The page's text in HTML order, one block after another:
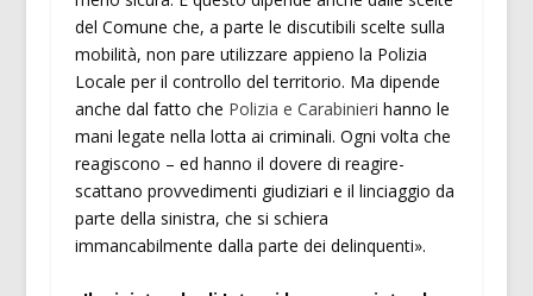
del Comune che, a parte le discutibili scelte sulla
mobilità, non pare utilizzare appieno la Polizia
Locale per il controllo del territorio. Ma dipende
anche dal fatto che Polizia e Carabinieri hanno le
mani legate nella lotta ai criminali. Ogni volta che
reagiscono – ed hanno il dovere di reagire-
scattano provvedimenti giudiziari e il linciaggio da
parte della sinistra, che si schiera
immancabilmente dalla parte dei delinquenti».